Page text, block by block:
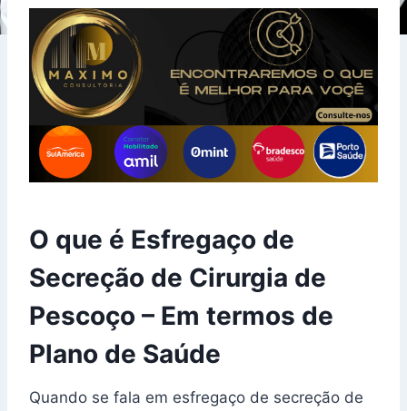
O que é Esfregaço de
Secreção de Cirurgia de
Pescoço – Em termos de
Plano de Saúde
Quando se fala em esfregaço de secreção de